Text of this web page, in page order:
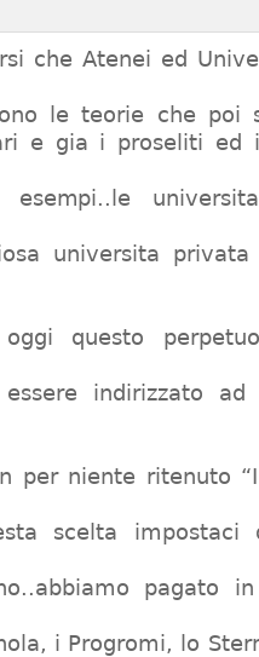
che Atenei ed
le teorie che poi
e gia i proseliti ed
universita
oggi questo
indirizzato
per niente ritenuto
scelta
pagato
i Progromi, lo